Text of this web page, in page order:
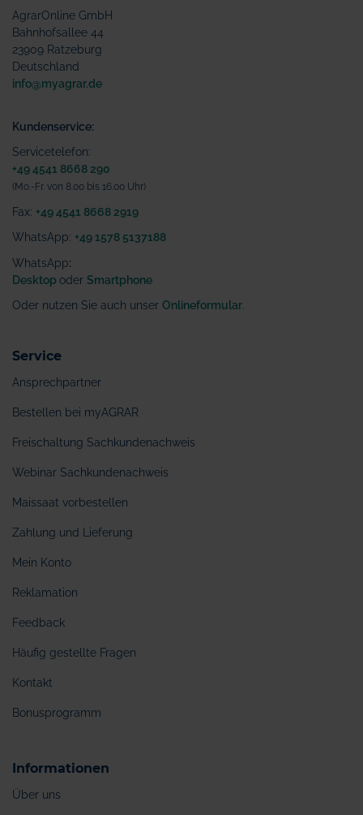
AgrarOnline GmbH
Bahnhofsallee 44
23909 Ratzeburg
Deutschland
info@myagrar.de
Kundenservice:
Servicetelefon:
+49 4541 8668 290
(Mo.-Fr. von 8.00 bis 16.00 Uhr)
Fax: +49 4541 8668 2919
WhatsApp: +49 1578 5137188
WhatsApp:
Desktop oder Smartphone
Oder nutzen Sie auch unser Onlineformular
Service
Ansprechpartner
Bestellen bei myAGRAR
Freischaltung Sachkundenachweis
Webinar Sachkundenachweis
Maissaat vorbestellen
Zahlung und Lieferung
Mein Konto
Reklamation
Feedback
Häufig gestellte Fragen
Kontakt
Bonusprogramm
Informationen
Über uns